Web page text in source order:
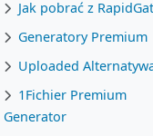
Jak pobrać z
Generatory Premium
Uploaded
1Fichier Premium
Generator